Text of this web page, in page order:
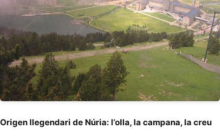
Origen llegendari de Núria: l’olla, la campana, la creu